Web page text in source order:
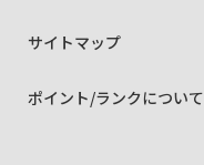
サイトマップ
ポイント/ランクについて